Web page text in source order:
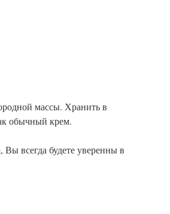
массы. Хранить в
обычный крем.
всегда будете уверенны в